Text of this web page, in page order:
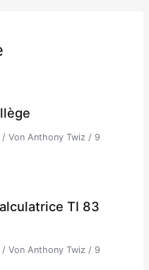
/ Von Anthony Twiz / 9
TI 83
/ Von Anthony Twiz / 9